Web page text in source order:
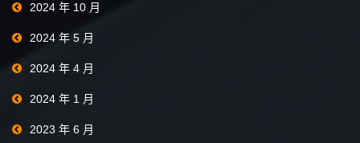
2024 年 10 月
2024 年 5 月
2024 年 4 月
2024 年 1 月
2023 年 6 月